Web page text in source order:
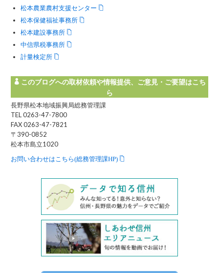
松本農業農村支援センター
松本保健福祉事務所
松本建設事務所
中信県税事務所
計量検定所
このブログへの取材依頼や情報提供、ご意見・ご要望はこち
ら
長野県松本地域振興局総務管理課
TEL 0263-47-7800
FAX 0263-47-7821
〒390-0852
松本市島立1020
お問い合わせはこちら(総務管理課HP)